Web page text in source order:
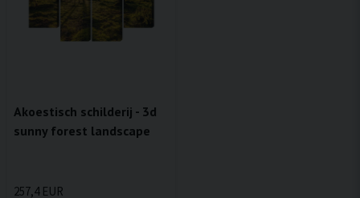
Akoestisch schilderij - 3d
sunny forest landscape
257,4 EUR